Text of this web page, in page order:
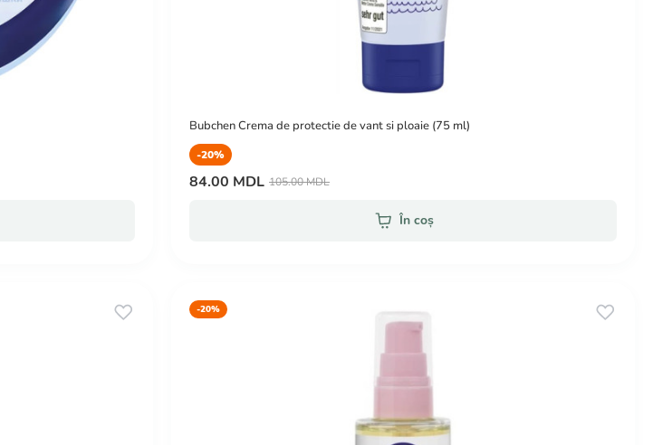
Bubchen Crema de protectie de vant si ploaie (75 ml)
-20%
84.00 MDL 105.00 MDL
În coș
-20%